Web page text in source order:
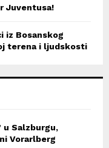
Juventusa!
iz Bosanskog
terena i ljudskosti
u Salzburgu,
Vorarlberg